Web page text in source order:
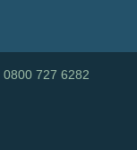
0800 727 6282